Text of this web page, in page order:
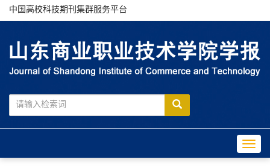
中国高校科技期刊集群服务平台